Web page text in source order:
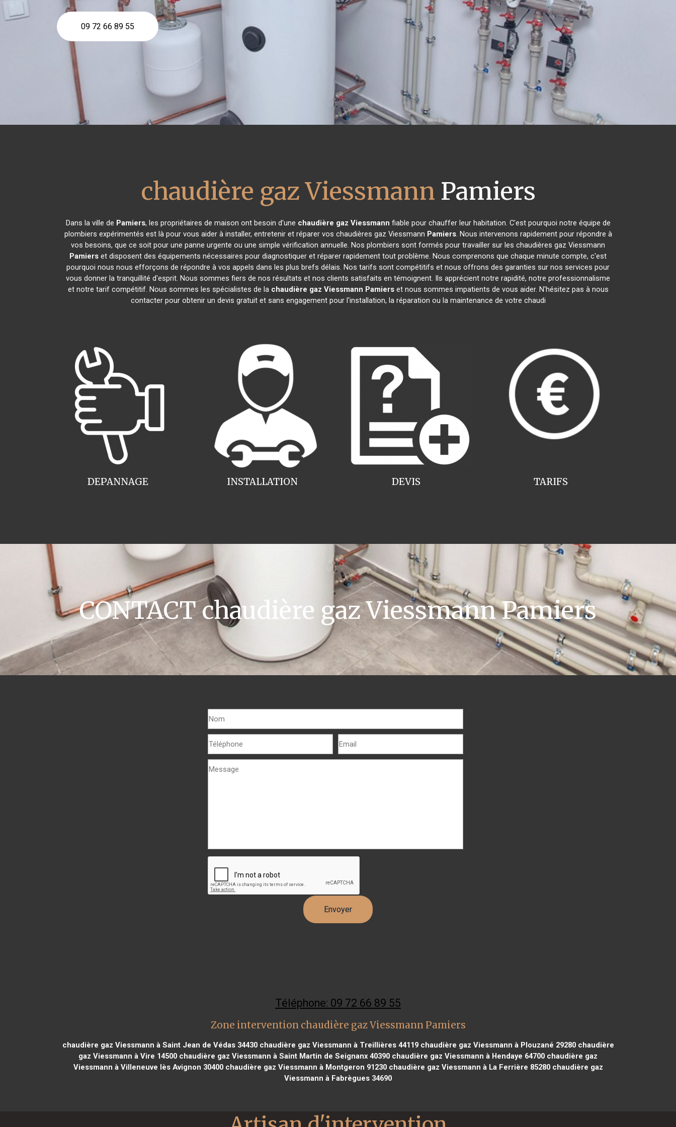
09 72 66 89 55
chaudière gaz Viessmann Pamiers
Dans la ville de Pamiers, les propriétaires de maison ont besoin d'une chaudière gaz Viessmann fiable pour chauffer leur habitation. C'est pourquoi notre équipe de
plombiers expérimentés est là pour vous aider à installer, entretenir et réparer vos chaudières gaz Viessmann Pamiers. Nous intervenons rapidement pour répondre à
vos besoins, que ce soit pour une panne urgente ou une simple vérification annuelle. Nos plombiers sont formés pour travailler sur les chaudières gaz Viessmann
Pamiers et disposent des équipements nécessaires pour diagnostiquer et réparer rapidement tout problème. Nous comprenons que chaque minute compte, c'est
pourquoi nous nous efforçons de répondre à vos appels dans les plus brefs délais. Nos tarifs sont compétitifs et nous offrons des garanties sur nos services pour
vous donner la tranquillité d'esprit. Nous sommes fiers de nos résultats et nos clients satisfaits en témoignent. Ils apprécient notre rapidité, notre professionnalisme
et notre tarif compétitif. Nous sommes les spécialistes de la chaudière gaz Viessmann Pamierset nous sommes impatients de vous aider. N'hésitez pas à nous
contacter pour obtenir un devis gratuit et sans engagement pour l'installation, la réparation ou la maintenance de votre chaudi
INSTALLATION
DEPANNAGE TARIFS
DEVIS
CONTACT chaudière gaz Viessmann Pamiers
Téléphone: 09 72 66 89 55
Zone intervention chaudière gaz Viessmann Pamiers
chaudière gaz Viessmann à Saint Jean de Védas 34430chaudière gaz Viessmann à Treillières 44119chaudière gaz Viessmann à Plouzané 29280chaudière
gaz Viessmann à Vire 14500 chaudière gaz Viessmann à Saint Martin de Seignanx 40390 chaudière gaz Viessmann à Hendaye 64700 chaudière gaz
Viessmann à Villeneuve lès Avignon 30400chaudière gaz Viessmann à Montgeron 91230chaudière gaz Viessmann à La Ferrière 85280chaudière gaz
Viessmann à Fabrègues 34690